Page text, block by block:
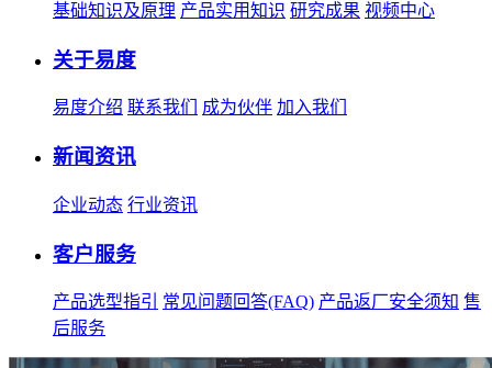
基础知识及原理 产品实用知识 研究成果 视频中心
关于易度
易度介绍 联系我们 成为伙伴 加入我们
新闻资讯
企业动态 行业资讯
客户服务
产品选型指引 常见问题回答(FAQ) 产品返厂安全须知 售
后服务